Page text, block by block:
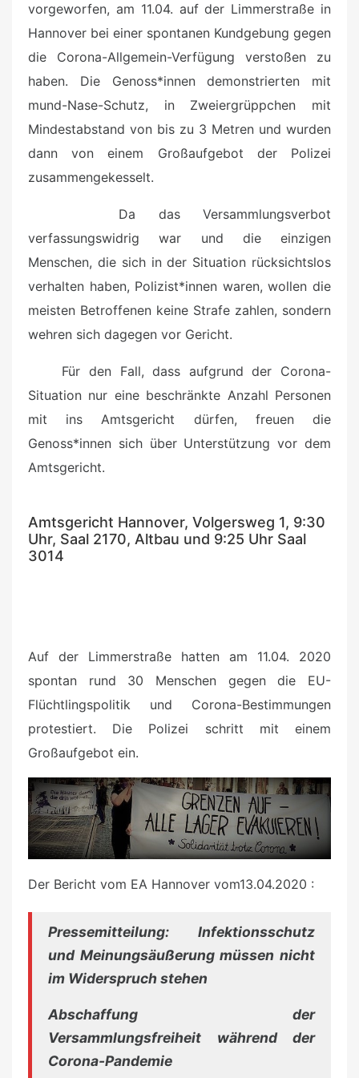
vorgeworfen, am 11.04. auf der Limmerstraße in
Hannover bei einer spontanen Kundgebung gegen
die Corona-Allgemein-Verfügung verstoßen zu
haben. Die Genoss*innen demonstrierten mit
mund-Nase-Schutz, in Zweiergrüppchen mit
Mindestabstand von bis zu 3 Metren und wurden
dann von einem Großaufgebot der Polizei
zusammengekesselt.
Da das Versammlungsverbot
verfassungswidrig war und die einzigen
Menschen, die sich in der Situation rücksichtslos
verhalten haben, Polizist*innen waren, wollen die
meisten Betroffenen keine Strafe zahlen, sondern
wehren sich dagegen vor Gericht.
Für den Fall, dass aufgrund der Corona-
Situation nur eine beschränkte Anzahl Personen
mit ins Amtsgericht dürfen, freuen die
Genoss*innen sich über Unterstützung vor dem
Amtsgericht.
Amtsgericht Hannover, Volgersweg 1, 9:30
Uhr, Saal 2170, Altbau und 9:25 Uhr Saal
3014
Auf der Limmerstraße hatten am 11.04. 2020
spontan rund 30 Menschen gegen die EU-
Flüchtlingspolitik und Corona-Bestimmungen
protestiert. Die Polizei schritt mit einem
Großaufgebot ein.
Der Bericht vom EA Hannover vom13.04.2020 :
Pressemitteilung: Infektionsschutz
und Meinungsäußerung müssen nicht
im Widerspruch stehen
Abschaffung der
Versammlungsfreiheit während der
Corona-Pandemie